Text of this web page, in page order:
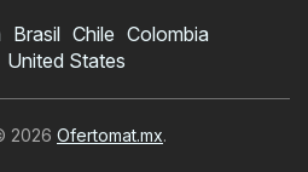
Brasil Chile Colombia
United States
2026 Ofertomat.mx.